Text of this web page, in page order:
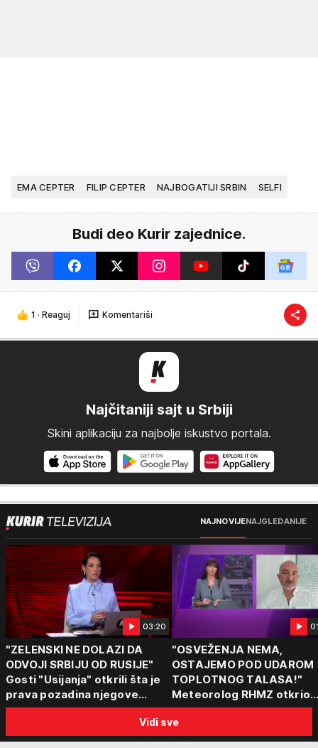
EMA CEPTER FILIP CEPTER NAJBOGATIJI SRBIN SELFI
Budi deo Kurir zajednice.
1 · Reaguj Komentariši
Najčitaniji sajt u Srbiji
Skini aplikaciju za najbolje iskustvo portala.
NAJNOVIJENAJGLEDANIJE
03:20
"ZELENSKI NE DOLAZI DA
ODVOJI SRBIJU OD RUSIJE"
Gosti "Usijanja" otkrili šta je
prava pozadina njegove
posete Beogradu
"OSVEŽENJA NEMA,
OSTAJEMO POD UDAROM
TOPLOTNOG TALASA!"
Meteorolog RHMZ otkrio
kakvo vreme nas čeka do
kraja avgusta
Vidi sve